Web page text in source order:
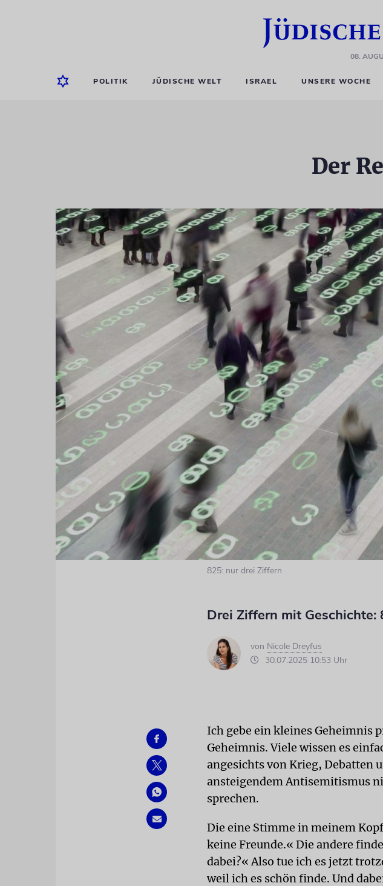
08.
POLITIK JÜDISCHE WELT ISRAEL UNSERE WOCHE
Der
825: nur drei Ziffern
Drei Ziffern mit
von Nicole Dreyfus
30.07.2025 10:53 Uhr
Ich gebe ein kleines Geheimnis
Geheimnis. Viele wissen es
angesichts von Krieg,
ansteigendem Antisemitismus
sprechen.
Die eine Stimme in meinem
keine Freunde.« Die andere
dabei?« Also tue ich es jetzt
weil ich es schön finde. Und